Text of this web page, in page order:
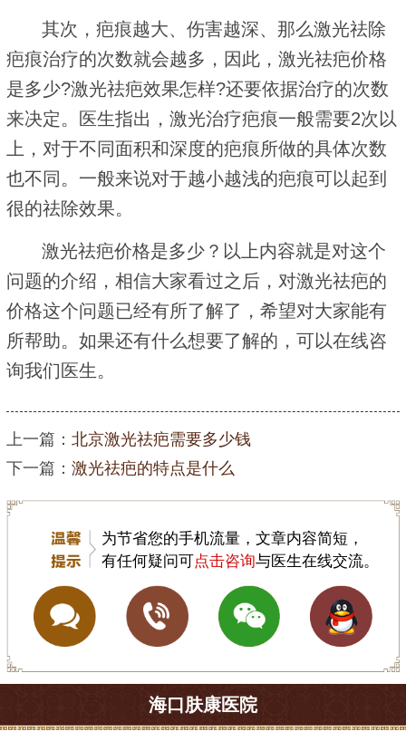
其次，疤痕越大、伤害越深、那么激光祛除
疤痕治疗的次数就会越多，因此，激光祛疤价格
是多少?激光祛疤效果怎样?还要依据治疗的次数
来决定。医生指出，激光治疗疤痕一般需要2次以
上，对于不同面积和深度的疤痕所做的具体次数
也不同。一般来说对于越小越浅的疤痕可以起到
很的祛除效果。
激光祛疤价格是多少？以上内容就是对这个
问题的介绍，相信大家看过之后，对激光祛疤的
价格这个问题已经有所了解了，希望对大家能有
所帮助。如果还有什么想要了解的，可以在线咨
询我们医生。
上一篇： 北京激光祛疤需要多少钱
下一篇： 激光祛疤的特点是什么
为节省您的手机流量，文章内容简短，
有任何疑问可点击咨询与医生在线交流。
海口肤康医院